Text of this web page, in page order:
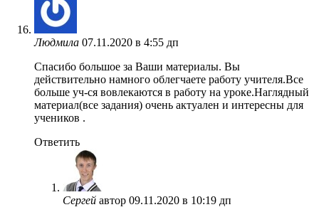
Людмила 07.11.2020 в 4:55 дп
Спасибо большое за Ваши материалы. Вы
действительно намного облегчаете работу учителя.Все
больше уч-ся вовлекаются в работу на уроке.Наглядный
материал(все задания) очень актуален и интересны для
учеников .
Ответить
Сергей автор 09.11.2020 в 10:19 дп